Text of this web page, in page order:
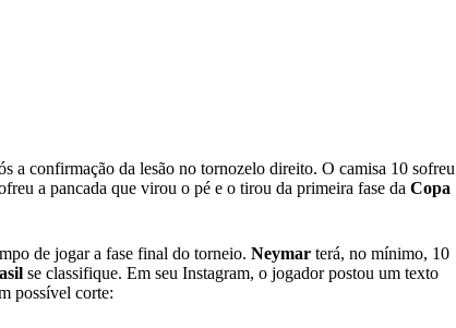
a confirmação da lesão no tornozelo direito. O camisa 10 sofreu
a pancada que virou o pé e o tirou da primeira fase da Copa
de jogar a fase final do torneio. Neymar terá, no mínimo, 10
se classifique. Em seu Instagram, o jogador postou um texto
possível corte: